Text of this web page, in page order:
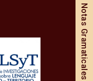
Notas Gramaticales